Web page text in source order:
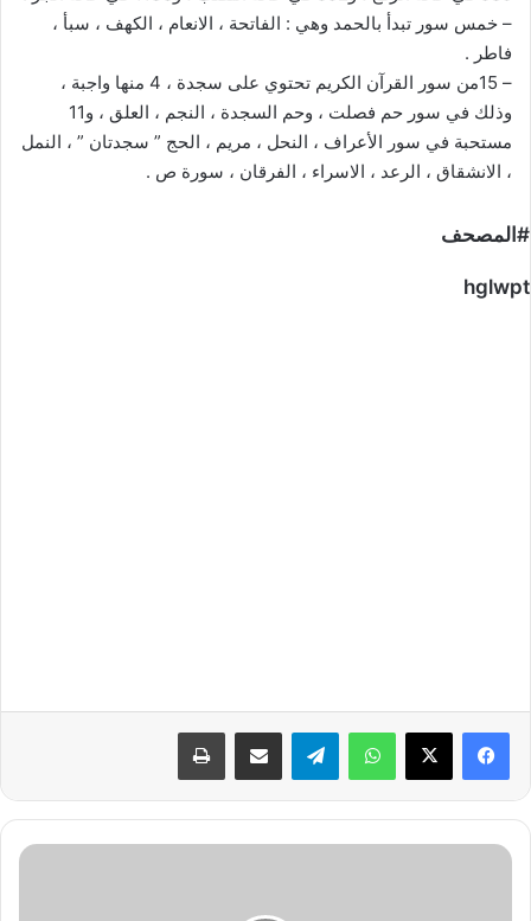
– خمس سور تبدأ بالحمد وهي : الفاتحة ، الانعام ، الكهف ، سبأ ،
فاطر .
– 15من سور القرآن الكريم تحتوي على سجدة ، 4 منها واجبة ،
وذلك في سور حم فصلت ، وحم السجدة ، النجم ، العلق ، و11
مستحبة في سور الأعراف ، النحل ، مريم ، الحج ” سجدتان ” ، النمل
، الانشقاق ، الرعد ، الاسراء ، الفرقان ، سورة ص .
#المصحف
hglwpt
واتساب
ن